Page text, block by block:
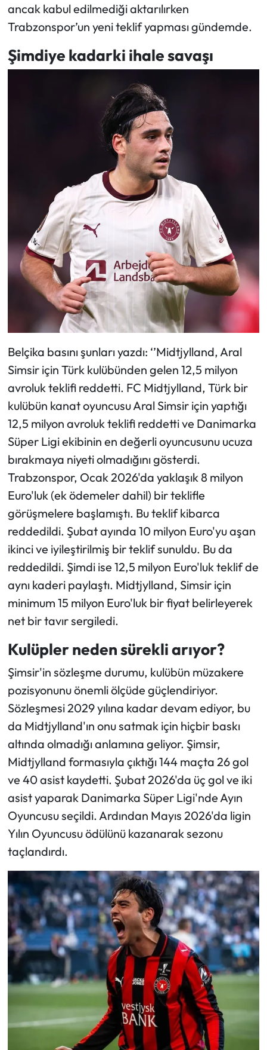
ancak kabul edilmediği aktarılırken
Trabzonspor’un yeni teklif yapması gündemde.
Şimdiye kadarki ihale savaşı
Belçika basını şunları yazdı: ‘’Midtjylland, Aral
Simsir için Türk kulübünden gelen 12,5 milyon
avroluk teklifi reddetti. FC Midtjylland, Türk bir
kulübün kanat oyuncusu Aral Simsir için yaptığı
12,5 milyon avroluk teklifi reddetti ve Danimarka
Süper Ligi ekibinin en değerli oyuncusunu ucuza
bırakmaya niyeti olmadığını gösterdi.
Trabzonspor, Ocak 2026'da yaklaşık 8 milyon
Euro'luk (ek ödemeler dahil) bir teklifle
görüşmelere başlamıştı. Bu teklif kibarca
reddedildi. Şubat ayında 10 milyon Euro'yu aşan
ikinci ve iyileştirilmiş bir teklif sunuldu. Bu da
reddedildi. Şimdi ise 12,5 milyon Euro'luk teklif de
aynı kaderi paylaştı. Midtjylland, Simsir için
minimum 15 milyon Euro'luk bir fiyat belirleyerek
net bir tavır sergiledi.
Kulüpler neden sürekli arıyor?
Şimsir'in sözleşme durumu, kulübün müzakere
pozisyonunu önemli ölçüde güçlendiriyor.
Sözleşmesi 2029 yılına kadar devam ediyor, bu
da Midtjylland'ın onu satmak için hiçbir baskı
altında olmadığı anlamına geliyor. Şimsir,
Midtjylland formasıyla çıktığı 144 maçta 26 gol
ve 40 asist kaydetti. Şubat 2026'da üç gol ve iki
asist yaparak Danimarka Süper Ligi'nde Ayın
Oyuncusu seçildi. Ardından Mayıs 2026'da ligin
Yılın Oyuncusu ödülünü kazanarak sezonu
taçlandırdı.